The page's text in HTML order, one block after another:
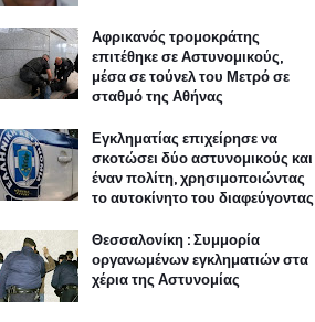
Αφρικανός τρομοκράτης
επιτέθηκε σε Αστυνομικούς,
μέσα σε τούνελ του Μετρό σε
σταθμό της Αθήνας
Εγκληματίας επιχείρησε να
σκοτώσει δύο αστυνομικούς και
έναν πολίτη, χρησιμοποιώντας
το αυτοκίνητο του διαφεύγοντας
Θεσσαλονίκη : Συμμορία
οργανωμένων εγκληματιών στα
χέρια της Αστυνομίας